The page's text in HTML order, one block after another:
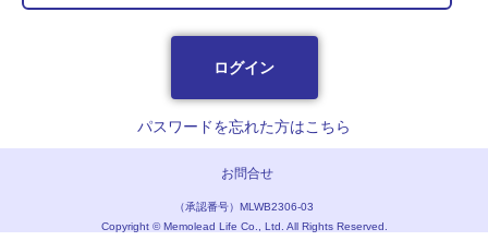
ログイン
パスワードを忘れた方はこちら
お問合せ
（承認番号）MLWB2306-03
Copyright © Memolead Life Co., Ltd. All Rights Reserved.